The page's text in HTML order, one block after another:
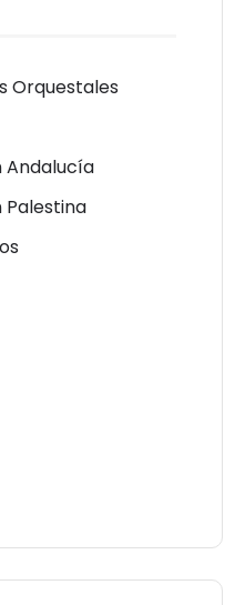
Orquestales
Andalucía
Palestina